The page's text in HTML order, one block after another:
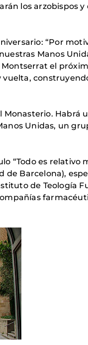
los arzobispos y
“Por
Manos
el
Habrá
Unidas, un
es relativo
de Barcelona),
de Teología